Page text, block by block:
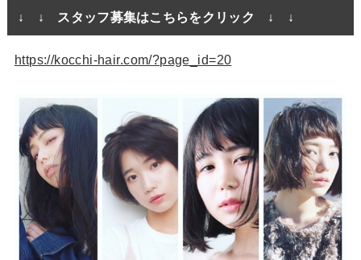
↓ ↓ スタッフ募集はこちらをクリック ↓ ↓
https://kocchi-hair.com/?page_id=20